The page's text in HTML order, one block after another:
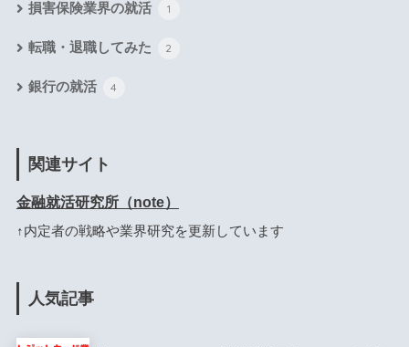
損害保険業界の就活 1
転職・退職してみた 2
銀行の就活 4
関連サイト
金融就活研究所（note）
↑内定者の戦略や業界研究を更新しています
人気記事